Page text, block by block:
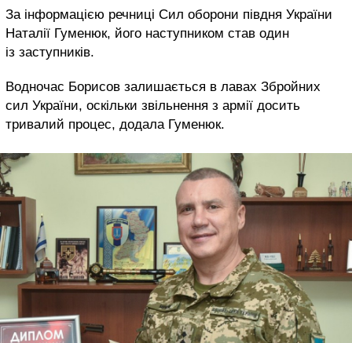
За інформацією речниці Сил оборони півдня України
Наталії Гуменюк, його наступником став один
із заступників.
Водночас Борисов залишається в лавах Збройних
сил України, оскільки звільнення з армії досить
тривалий процес, додала Гуменюк.